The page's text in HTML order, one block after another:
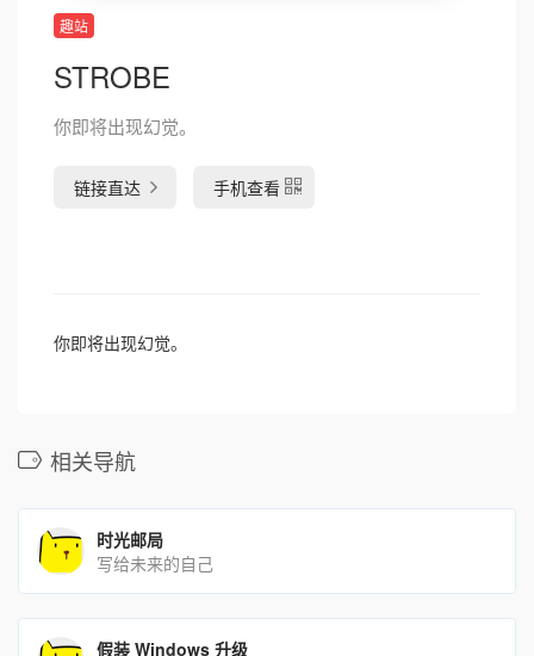
趣站
STROBE
你即将出现幻觉。
链接直达 手机查看
你即将出现幻觉。
相关导航
时光邮局
写给未来的自己
假装 Windows 升级